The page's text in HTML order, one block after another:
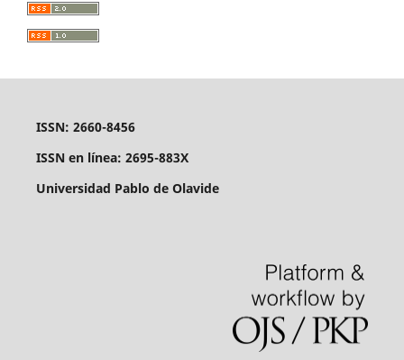
ISSN: 2660-8456
ISSN en línea: 2695-883X
Universidad Pablo de Olavide